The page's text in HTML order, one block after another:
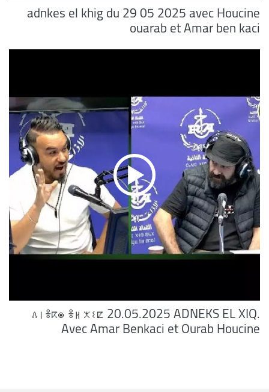
adnkes el khig du 29 05 2025 avec Houcine
ouarab et Amar ben kaci
ⴷⵏⴻⴽⵙ ⴻⵍ ⵅⵉⵇ 20.05.2025 ADNEKS EL XIQ.
Avec Amar Benkaci et Ourab Houcine